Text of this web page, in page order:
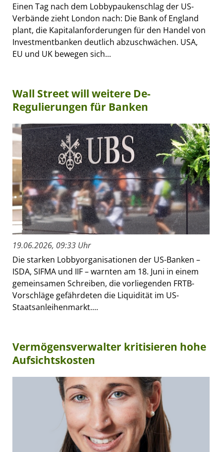
Einen Tag nach dem Lobbypaukenschlag der US-
Verbände zieht London nach: Die Bank of England
plant, die Kapitalanforderungen für den Handel von
Investmentbanken deutlich abzuschwächen. USA,
EU und UK bewegen sich...
Wall Street will weitere De-
Regulierungen für Banken
19.06.2026, 09:33 Uhr
Die starken Lobbyorganisationen der US-Banken –
ISDA, SIFMA und IIF – warnten am 18. Juni in einem
gemeinsamen Schreiben, die vorliegenden FRTB-
Vorschläge gefährdeten die Liquidität im US-
Staatsanleihenmarkt....
Vermögensverwalter kritisieren hohe
Aufsichtskosten